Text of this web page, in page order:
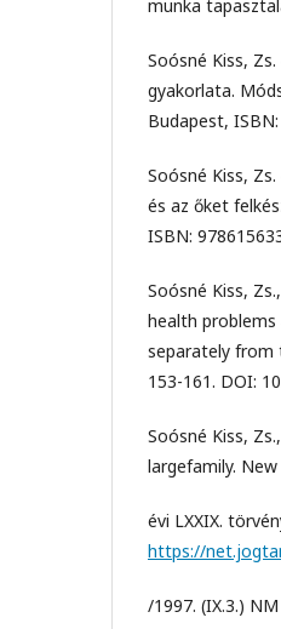
munka
Soósné Kiss,
gyakorlata.
Budapest,
Soósné Kiss,
és az őket
ISBN:
Soósné Kiss,
health
separately from
153-161. DOI:
Soósné Kiss,
largefamily.
évi LXXIX.
https://
/1997. (IX.3.)